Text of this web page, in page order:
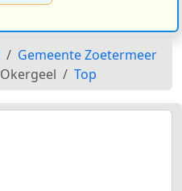
Gemeente Zoetermeer
Okergeel Top